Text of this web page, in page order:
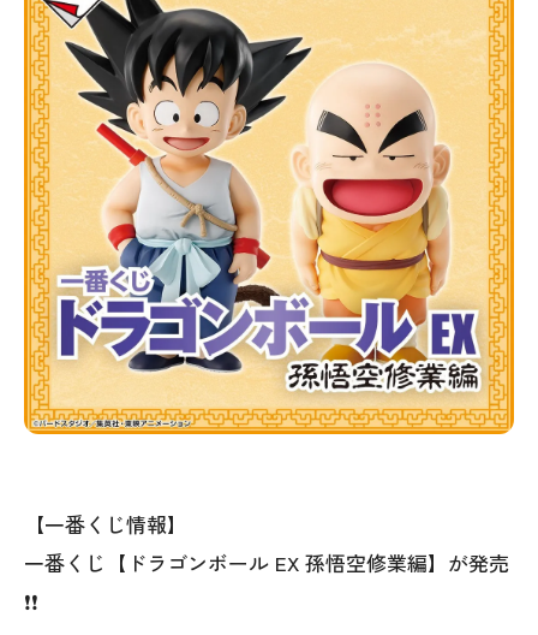
【一番くじ情報】
一番くじ【ドラゴンボール EX 孫悟空修業編】が発売
❗❗